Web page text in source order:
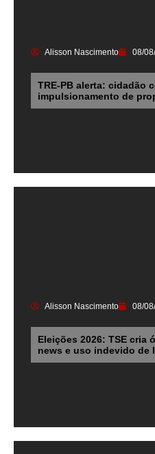
Alisson Nascimento 08/
TRE-PB alerta: cidadão
impulsionamento de
Alisson Nascimento 08/
Eleições 2026: TSE cria
news e uso indevido de